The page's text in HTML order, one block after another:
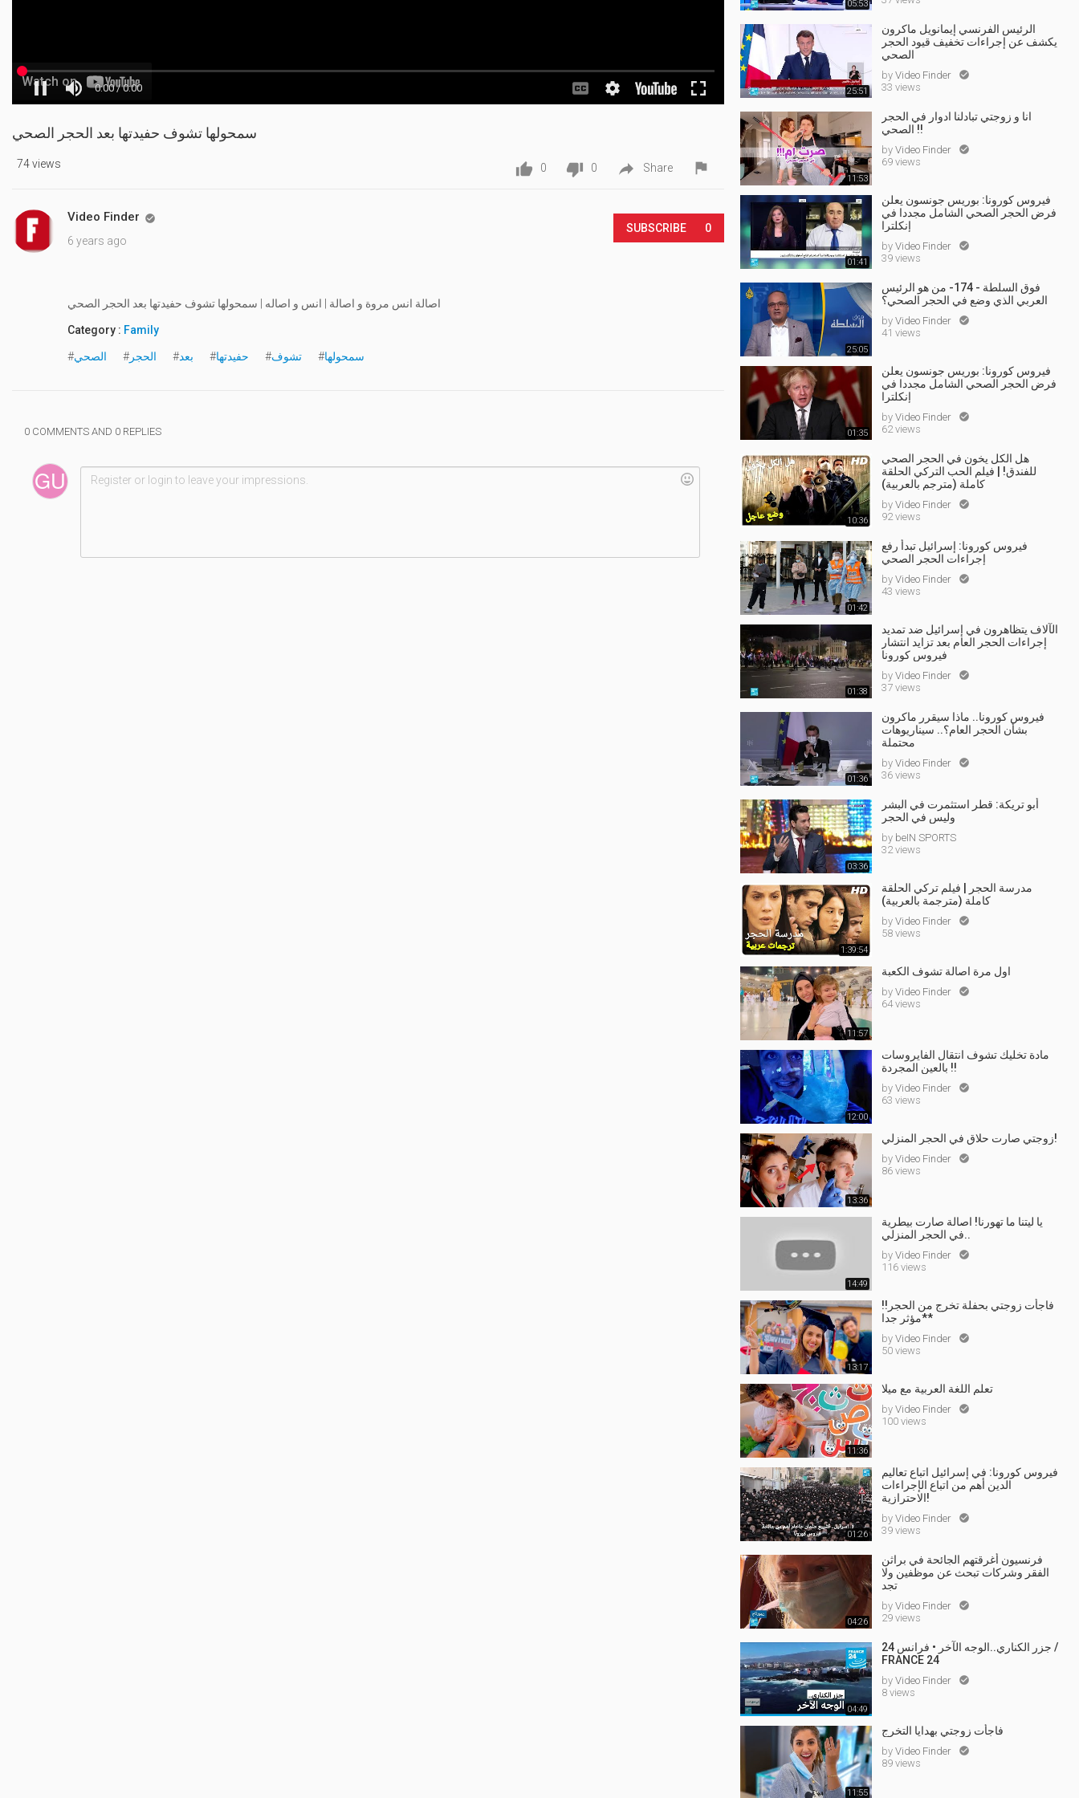
05:53
25:51
الرئيس الفرنسي إيمانويل ماكرون
يكشف عن إجراءات تخفيف قيود الحجر
الصحي
by Video Finder 
33 views
11:53
انا و زوجتي تبادلنا ادوار في الحجر
الصحي !!
by Video Finder 
69 views
01:41
فيروس كورونا: بوريس جونسون يعلن
فرض الحجر الصحي الشامل مجددا في
إنكلترا
by Video Finder 
39 views
25:05
فوق السلطة - 174- من هو الرئيس
العربي الذي وضع في الحجر الصحي؟
by Video Finder 
41 views
01:35
فيروس كورونا: بوريس جونسون يعلن
فرض الحجر الصحي الشامل مجددا في
إنكلترا
by Video Finder 
62 views
10:36
هل الكل يخون في الحجر الصحي
للفندق! | فيلم الحب التركي الحلقة
كاملة (مترجم بالعربية)
by Video Finder 
92 views
01:42
فيروس كورونا: إسرائيل تبدأ رفع
إجراءات الحجر الصحي
by Video Finder 
43 views
01:38
الآلاف يتظاهرون في إسرائيل ضد تمديد
إجراءات الحجر العام بعد تزايد انتشار
فيروس كورونا
by Video Finder 
37 views
01:36
فيروس كورونا.. ماذا سيقرر ماكرون
بشأن الحجر العام؟.. سيناريوهات
محتملة
by Video Finder 
36 views
03:36
أبو تريكة: قطر استثمرت في البشر
وليس في الحجر
by beIN SPORTS
32 views
1:39:54
مدرسة الحجر | فيلم تركي الحلقة
كاملة (مترجمة بالعربية)
by Video Finder 
58 views
11:57
اول مرة اصالة تشوف الكعبة
by Video Finder 
64 views
12:00
مادة تخليك تشوف انتقال الفايروسات
بالعين المجردة !!
by Video Finder 
63 views
13:36
زوجتي صارت حلاق في الحجر المنزلي!
by Video Finder 
86 views
14:49
يا ليتنا ما تهورنا! اصالة صارت بيطرية
في الحجر المنزلي..
by Video Finder 
116 views
13:17
فاجأت زوجتي بحفلة تخرج من الحجر!!
*مؤثر جدا*
by Video Finder 
50 views
11:36
تعلم اللغة العربية مع ميلا
by Video Finder 
100 views
01:26
فيروس كورونا: في إسرائيل اتباع تعاليم
الدين أهم من اتباع الإجراءات
الاحترازية!
by Video Finder 
39 views
04:26
فرنسيون أغرقتهم الجائحة في براثن
الفقر وشركات تبحث عن موظفين ولا
تجد
by Video Finder 
29 views
04:49
جزر الكناري..الوجه الآخر • فرانس 24 /
FRANCE 24
by Video Finder 
8 views
11:55
فاجأت زوجتي بهدايا التخرج
by Video Finder 
89 views
سمحولها تشوف حفيدتها بعد الحجر الصحي
74 views  0  0  Share 
Video Finder 
6 years ago
SUBSCRIBE 0
اصالة انس مروة و اصالة | انس و اصاله | سمحولها تشوف حفيدتها بعد الحجر الصحي
Category : Family
# سمحولها# تشوف# حفيدتها# بعد# الحجر# الصحي
0 COMMENTS AND 0 REPLIES